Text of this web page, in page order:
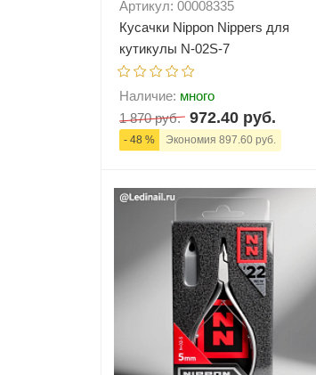
Артикул: 00008335
Кусачки Nippon Nippers для
кутикулы N-02S-7
Наличие: много
1 870 руб. 972.40 руб.
- 48 % Экономия 897.60 руб.
- + В корзину